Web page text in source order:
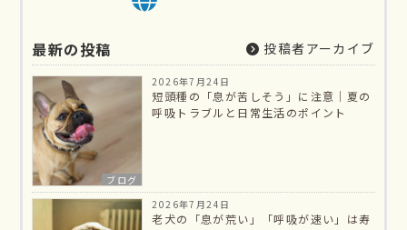
最新の投稿 投稿者アーカイブ
ブログ
2026年7月24日
短頭種の「息が苦しそう」に注意｜夏の
呼吸トラブルと日常生活のポイント
2026年7月24日
老犬の「息が荒い」「呼吸が速い」は寿